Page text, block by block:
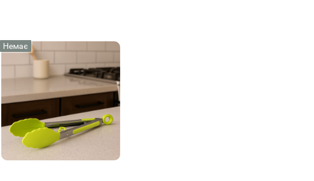
Немає